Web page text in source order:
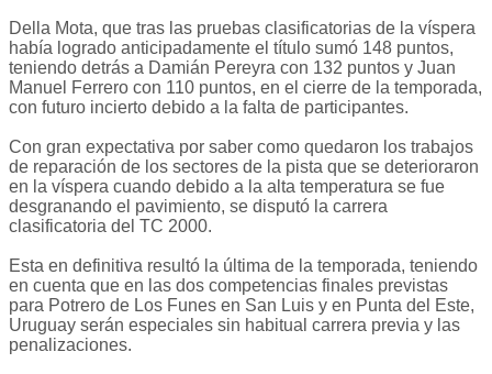
Della Mota, que tras las pruebas clasificatorias de la víspera
había logrado anticipadamente el título sumó 148 puntos,
teniendo detrás a Damián Pereyra con 132 puntos y Juan
Manuel Ferrero con 110 puntos, en el cierre de la temporada,
con futuro incierto debido a la falta de participantes.
Con gran expectativa por saber como quedaron los trabajos
de reparación de los sectores de la pista que se deterioraron
en la víspera cuando debido a la alta temperatura se fue
desgranando el pavimiento, se disputó la carrera
clasificatoria del TC 2000.
Esta en definitiva resultó la última de la temporada, teniendo
en cuenta que en las dos competencias finales previstas
para Potrero de Los Funes en San Luis y en Punta del Este,
Uruguay serán especiales sin habitual carrera previa y las
penalizaciones.